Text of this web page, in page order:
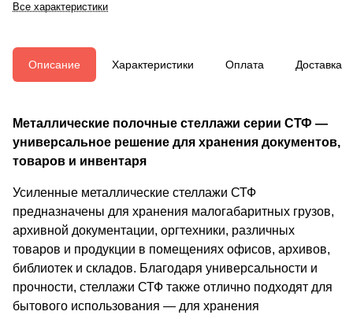
Все характеристики
Описание Характеристики Оплата Доставка
Металлические полочные стеллажи серии СТФ —
универсальное решение для хранения документов,
товаров и инвентаря
Усиленные металлические стеллажи СТФ
предназначены для хранения малогабаритных грузов,
архивной документации, оргтехники, различных
товаров и продукции в помещениях офисов, архивов,
библиотек и складов. Благодаря универсальности и
прочности, стеллажи СТФ также отлично подходят для
бытового использования — для хранения